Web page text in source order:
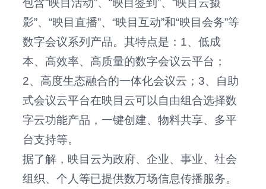
影”、“映目直播”、“映目互动”和“映目会务”等
数字会议系列产品。其特点是：1、低成
本、高效率、高质量的数字会议云平台；
2、高度生态融合的一体化会议云；3、自助
式会议云平台在映目云可以自由组合选择数
字云功能产品，一键创建、物料共享、多平
台支持等。
据了解，映目云为政府、企业、事业、社会
组织、个人等已提供数万场信息传播服务。